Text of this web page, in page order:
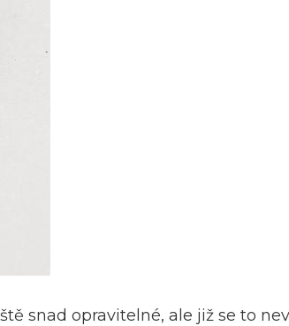
snad opravitelné, ale již se to